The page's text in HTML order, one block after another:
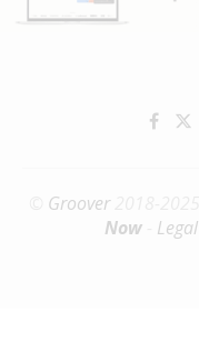
Groover2018-
Now